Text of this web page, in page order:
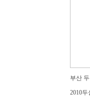
부산
2010